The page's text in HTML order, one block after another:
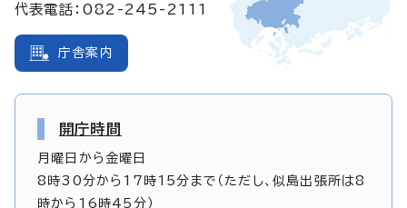
代表電話：082-245-2111
庁舎案内
開庁時間
月曜日から金曜日
8時30分から17時15分まで（ただし、似島出張所は8
時から16時45分）